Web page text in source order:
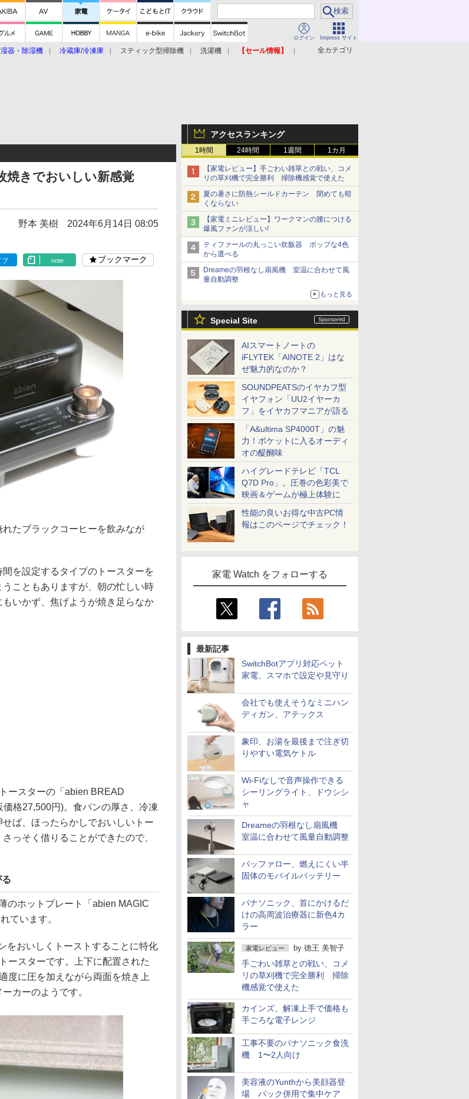
ログイン Impress サイト
全カテゴリ
器・除湿機 冷蔵庫/冷凍庫 スティック型掃除機 洗濯機
【セール情報】
アクセスランキング
1時間 24時間 1週間 1カ月
【家電レビュー】手ごわい雑草との戦い、コメ
リの草刈機で完全勝利 掃除機感覚で使えた
夏の暑さに防熱シールドカーテン 閉めても暗
くならない
【家電ミニレビュー】ワークマンの腰につける
爆風ファンが涼しい!
ティファールの丸っこい炊飯器 ポップな4色
から選べる
Dreameの羽根なし扇風機 室温に合わせて風
量自動調整
もっと見る
Special Site
AIスマートノートの
iFLYTEK「AINOTE 2」はな
ぜ魅力的なのか？
SOUNDPEATSのイヤカフ型
イヤフォン「UU2イヤーカ
フ」をイヤカフマニアが語る
「A&ultima SP4000T」の魅
力！ポケットに入るオーディ
オの醍醐味
ハイグレードテレビ「TCL
Q7D Pro」。圧巻の色彩美で
映画＆ゲームが極上体験に
性能の良いお得な中古PC情
報はこのページでチェック！
家電 Watch をフォローする
最新記事
SwitchBotアプリ対応ペット
家電、スマホで設定や見守り
会社でも使えそうなミニハン
ディガン、アテックス
象印、お湯を最後まで注ぎ切
りやすい電気ケトル
Wi-Fiなしで音声操作できる
シーリングライト、ドウシシ
ャ
Dreameの羽根なし扇風機
室温に合わせて風量自動調整
バッファロー、燃えにくい半
固体のモバイルバッテリー
パナソニック、首にかけるだ
けの高周波治療器に新色4カ
ラー
家電レビュー by 徳王 美智子
手ごわい雑草との戦い、コメ
リの草刈機で完全勝利 掃除
機感覚で使えた
カインズ、解凍上手で価格も
手ごろな電子レンジ
工事不要のパナソニック食洗
機 1〜2人向け
美容液のYunthから美顔器登
場 パック併用で集中ケア
焼きでおいしい新感覚
野本 美樹 2024年6月14日 08:05
ブ note ブックマーク
たブラックコーヒーを飲みなが
を設定するタイプのトースターを
こともありますが、朝の忙しい時
いかず、焦げようが焼き足らなか
ースターの「abien BREAD
格27,500円)。食パンの厚さ、冷凍
ば、ほったらかしでおいしいトー
っそく借りることができたので、
のホットプレート「abien MAGIC
ています。
をおいしくトーストすることに特化
ースターです。上下に配置された
度に圧を加えながら両面を焼き上
カーのようです。